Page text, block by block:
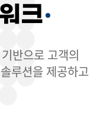
크
반으로 고객의
루션을 제공하고